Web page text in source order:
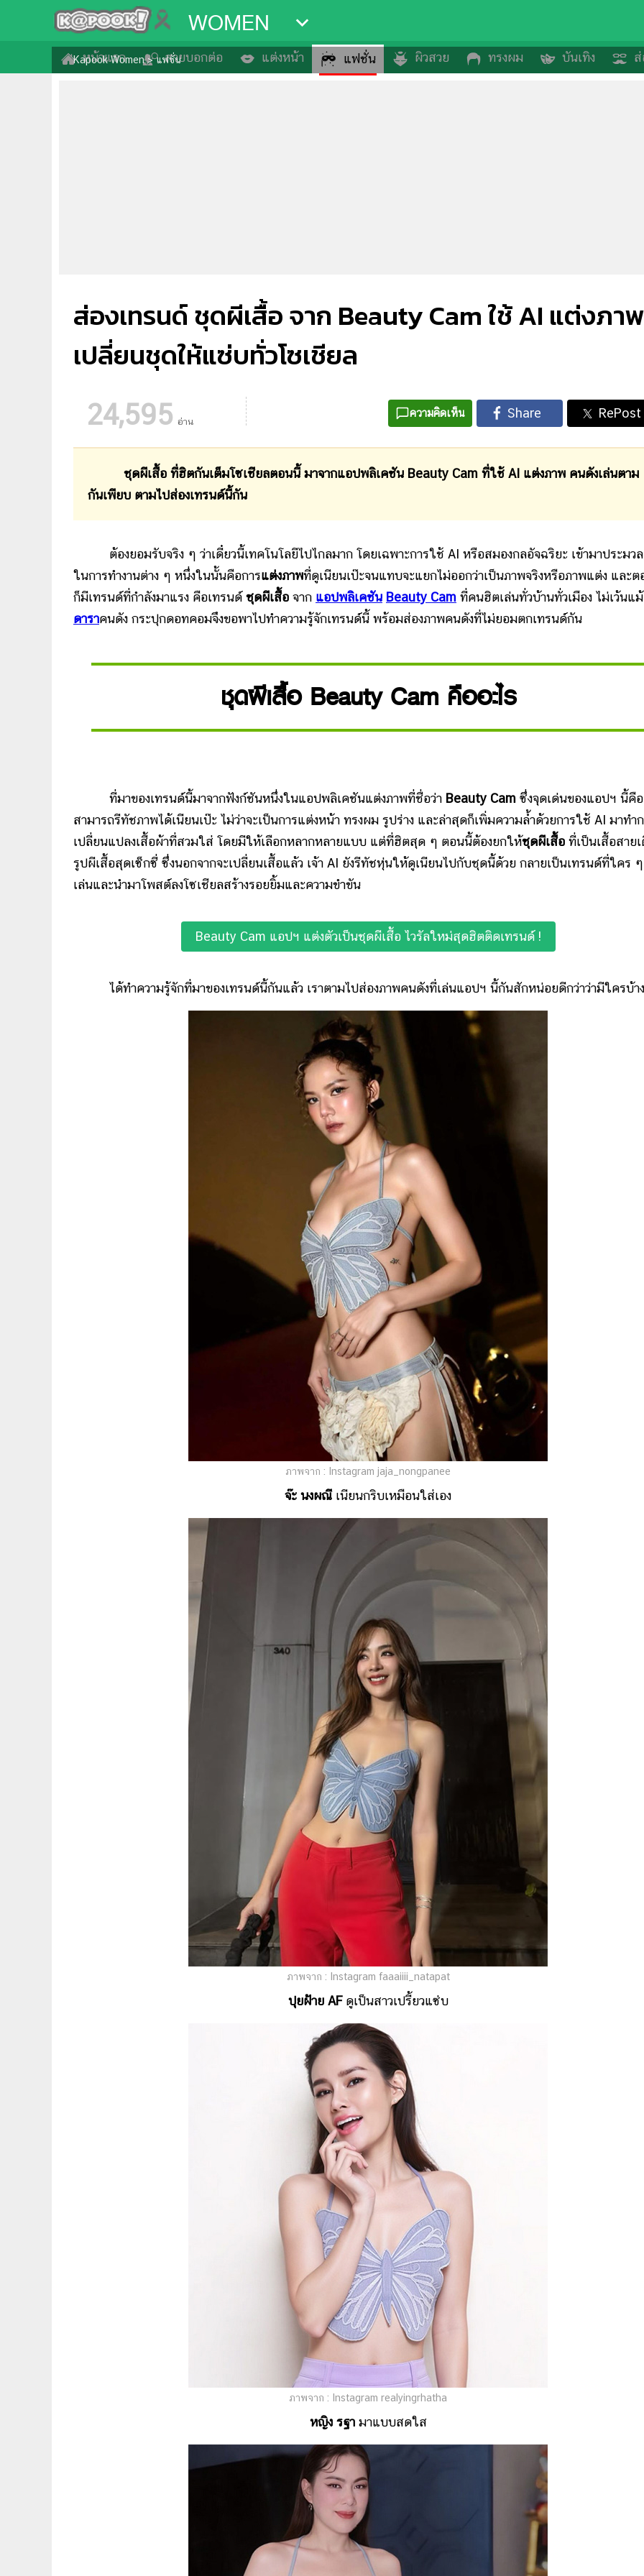
WOMEN
หน้าแรก สวยบอกต่อ แต่งหน้า แฟชั่น ผิวสวย ทรงผม บันเทิง
Kapook Women>แฟชั่น
ส่องเทรนด์ ชุดผีเสื้อ จาก Beauty Cam ใช้ AI แต่งภาพ
เปลี่ยนชุดให้แซ่บทั่วโซเชียล
24,595 อ่าน
ความคิดเห็น
ชุดผีเสื้อ ที่ฮิตกันเต็มโซเชียลตอนนี้ มาจากแอปพลิเคชัน Beauty Cam ที่ใช้ AI แต่งภาพ คนดังเล่นตาม
กันเพียบ ตามไปส่องเทรนด์นี้กัน
ต้องยอมรับจริง ๆ ว่าเดี๋ยวนี้เทคโนโลยีไปไกลมาก โดยเฉพาะการใช้ AI หรือสมองกลอัจฉริยะ เข้ามาประมว
ในการทำงานต่าง ๆ หนึ่งในนั้นคือการแต่งภาพที่ดูเนียนเป๊ะจนแทบจะแยกไม่ออกว่าเป็นภาพจริงหรือภาพแต่ง และ
ก็มีเทรนด์ที่กำลังมาแรง คือเทรนด์ชุดผีเสื้อ จาก แอปพลิเคชัน Beauty Cam ที่คนฮิตเล่นทั่วบ้านทั่วเมือง ไม่เว้นแ
ดาราคนดัง กระปุกดอทคอมจึงขอพาไปทำความรู้จักเทรนด์นี้ พร้อมส่องภาพคนดังที่ไม่ยอมตกเทรนด์กัน
ชุดผีเสื้อ Beauty Cam คืออะไร
ที่มาของเทรนด์นี้มาจากฟังก์ชันหนึ่งในแอปพลิเคชันแต่งภาพที่ชื่อว่า Beauty Cam ซึ่งจุดเด่นของแอปฯ นี้คือ
สามารถรีทัชภาพได้เนียนเป๊ะ ไม่ว่าจะเป็นการแต่งหน้า ทรงผม รูปร่าง และล่าสุดก็เพิ่มความล้ำด้วยการใช้ AI มาทำ
เปลี่ยนแปลงเสื้อผ้าที่สวมใส่ โดยมีให้เลือกหลากหลายแบบ แต่ที่ฮิตสุด ๆ ตอนนี้ต้องยกให้ชุดผีเสื้อ ที่เป็นเสื้อสาย
รูปผีเสื้อสุดเซ็กซี่ ซึ่งนอกจากจะเปลี่ยนเสื้อแล้ว เจ้า AI ยังรีทัชหุ่นให้ดูเนียนไปกับชุดนี้ด้วย กลายเป็นเทรนด์ที่ใคร
เล่นและนำมาโพสต์ลงโซเชียลสร้างรอยยิ้มและความขำขัน
Beauty Cam แอปฯ แต่งตัวเป็นชุดผีเสื้อ ไวรัลใหม่สุดฮิตติดเทรนด์ !
ได้ทำความรู้จักที่มาของเทรนด์นี้กันแล้ว เราตามไปส่องภาพคนดังที่เล่นแอปฯ นี้กันสักหน่อยดีกว่าว่ามีใครบ้าง
ภาพจาก : Instagram jaja_nongpanee
จ๊ะ นงผณีเนียนกริบเหมือนใส่เอง
ภาพจาก : Instagram faaaiiii_natapat
ปุยฝ้าย AF ดูเป็นสาวเปรี้ยวแซ่บ
ภาพจาก : Instagram realyingrhatha
หญิง รฐามาแบบสดใส